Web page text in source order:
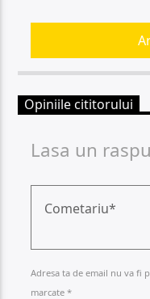
Opiniile cititorului
Lasa un
Adresa ta de email nu va fi
marcate *